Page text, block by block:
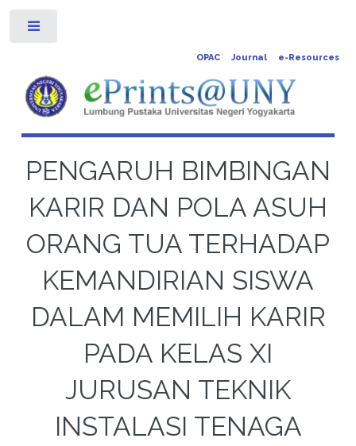
OPAC Journal e-Resources
PENGARUH BIMBINGAN
KARIR DAN POLA ASUH
ORANG TUA TERHADAP
KEMANDIRIAN SISWA
DALAM MEMILIH KARIR
PADA KELAS XI
JURUSAN TEKNIK
INSTALASI TENAGA